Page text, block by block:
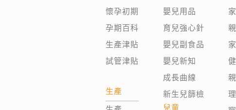
懷孕初期
孕期百科
生產津貼
試管津貼
生產
嬰兒用品
育兒強心針
嬰兒副食品
嬰兒新知
成長曲線
新生兒篩檢
兒童